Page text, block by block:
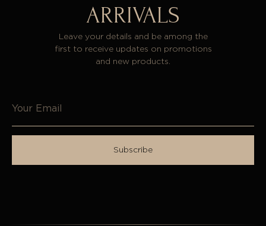
ARRIVALS
Leave your details and be among the
first to receive updates on promotions
and new products.
Subscribe